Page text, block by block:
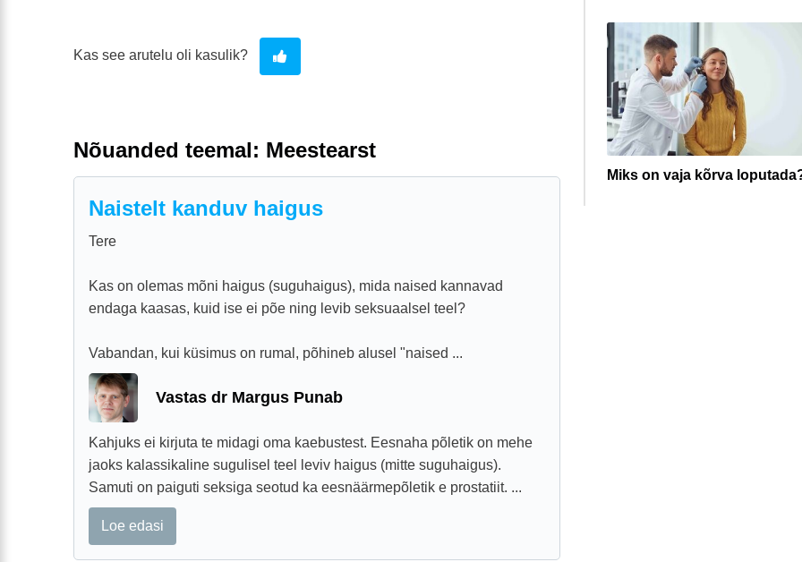
Miks on vaja kõrva
Kas see arutelu oli kasulik?
Nõuanded teemal: Meestearst
Naistelt kanduv haigus
Tere
Kas on olemas mõni haigus (suguhaigus), mida naised kannavad
endaga kaasas, kuid ise ei põe ning levib seksuaalsel teel?
Vabandan, kui küsimus on rumal, põhineb alusel "naised ...
Vastas dr Margus Punab
Kahjuks ei kirjuta te midagi oma kaebustest. Eesnaha põletik on mehe
jaoks kalassikaline sugulisel teel leviv haigus (mitte suguhaigus).
Samuti on paiguti seksiga seotud ka eesnäärmepõletik e prostatiit. ...
Loe edasi